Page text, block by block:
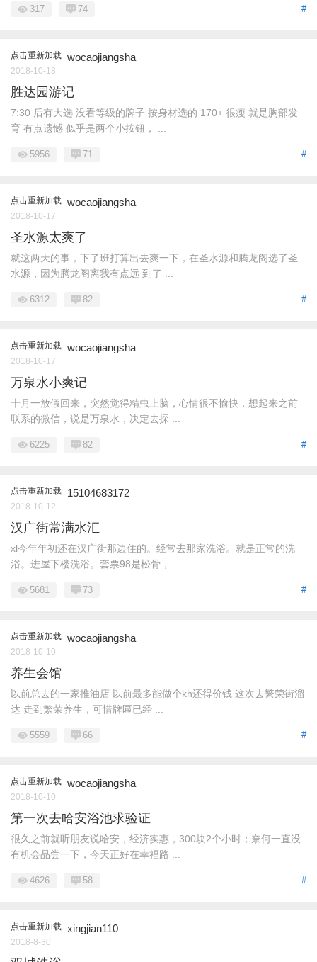
#
317 74
点击重新加载 wocaojiangsha
2018-10-18
胜达园游记
7:30 后有大选 没看等级的牌子 按身材选的 170+ 很瘦 就是胸部发
育 有点遗憾 似乎是两个小按钮， ...
#
5956 71
点击重新加载 wocaojiangsha
2018-10-17
圣水源太爽了
就这两天的事，下了班打算出去爽一下，在圣水源和腾龙阁选了圣
水源，因为腾龙阁离我有点远 到了 ...
#
6312 82
点击重新加载 wocaojiangsha
2018-10-17
万泉水小爽记
十月一放假回来，突然觉得精虫上脑，心情很不愉快，想起来之前
联系的微信，说是万泉水，决定去探 ...
#
6225 82
点击重新加载 15104683172
2018-10-12
汉广街常满水汇
xl今年年初还在汉广街那边住的。经常去那家洗浴。就是正常的洗
浴。进屋下楼洗浴。套票98是松骨， ...
#
5681 73
点击重新加载 wocaojiangsha
2018-10-10
养生会馆
以前总去的一家推油店 以前最多能做个kh还得价钱 这次去繁荣街溜
达 走到繁荣养生，可惜牌匾已经 ...
#
5559 66
点击重新加载 wocaojiangsha
2018-10-10
第一次去哈安浴池求验证
很久之前就听朋友说哈安，经济实惠，300块2个小时；奈何一直没
有机会品尝一下，今天正好在幸福路 ...
#
4626 58
点击重新加载 xingjian110
2018-8-30